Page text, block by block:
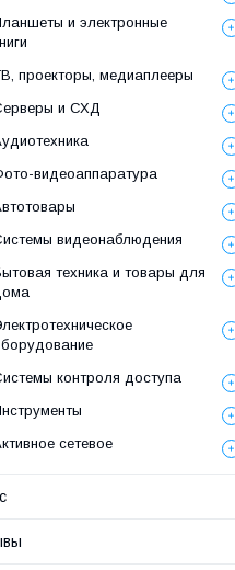
и электронные
проекторы, медиаплееры
и СХД
видеоаппаратура
видеонаблюдения
техника и товары для
контроля доступа
сетевое